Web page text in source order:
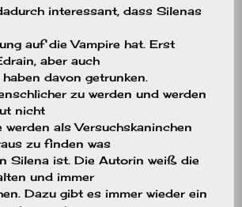
interessant, dass Silenas
auf die Vampire hat. Erst
aber auch
davon getrunken.
zu werden und werden
nicht
werden als Versuchskaninchen
zu finden was
Silena ist. Die Autorin weiß die
und immer
Dazu gibt es immer wieder ein